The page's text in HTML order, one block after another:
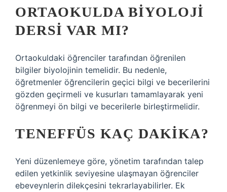
ORTAOKULDA BIYOLOJI
DERSI VAR MI?
Ortaokuldaki öğrenciler tarafından öğrenilen
bilgiler biyolojinin temelidir. Bu nedenle,
öğretmenler öğrencilerin geçici bilgi ve becerilerini
gözden geçirmeli ve kusurları tamamlayarak yeni
öğrenmeyi ön bilgi ve becerilerle birleştirmelidir.
TENEFFÜS KAÇ DAKIKA?
Yeni düzenlemeye göre, yönetim tarafından talep
edilen yetkinlik seviyesine ulaşmayan öğrenciler
ebeveynlerin dilekçesini tekrarlayabilirler. Ek